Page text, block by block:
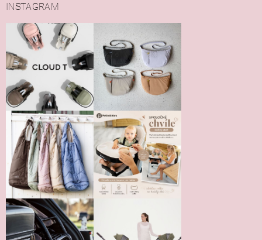
INSTAGRAM